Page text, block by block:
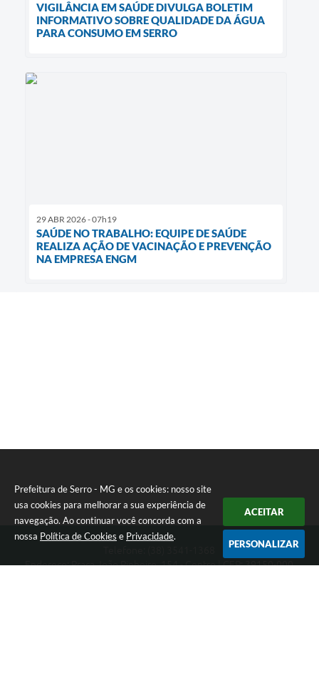
Prefeitura de Serro - MG e os cookies: nosso site
usa cookies para melhorar a sua experiência de
navegação. Ao continuar você concorda com a
nossa Política de Cookies e Privacidade.
ACEITAR
PERSONALIZAR
VIGILÂNCIA EM SAÚDE DIVULGA BOLETIM
INFORMATIVO SOBRE QUALIDADE DA ÁGUA
PARA CONSUMO EM SERRO
29 ABR 2026 - 07h19
SAÚDE NO TRABALHO: EQUIPE DE SAÚDE
REALIZA AÇÃO DE VACINAÇÃO E PREVENÇÃO
NA EMPRESA ENGM
Endereço: Praça João Pinheiro, 154 - Centro | CEP: 39150-000